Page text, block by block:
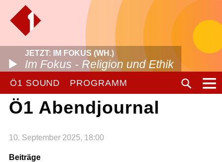
JETZT: IM FOKUS (WH.)
Im Fokus - Religion und Ethik
Ö1 SOUND PROGRAMM
Ö1 Abendjournal
10. September 2025, 18:00
Beiträge